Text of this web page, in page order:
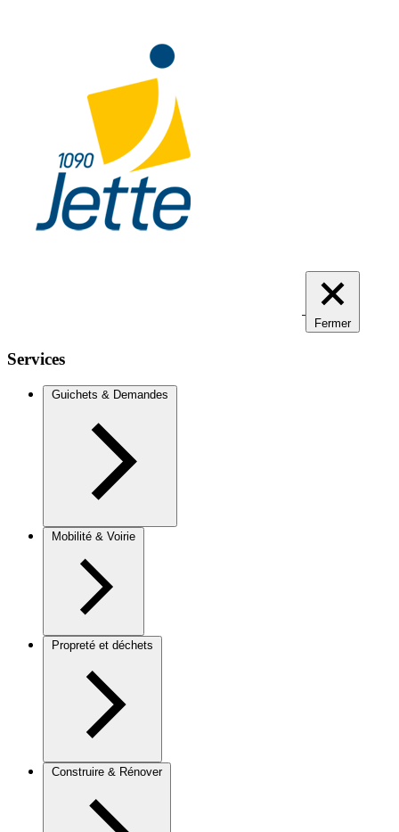
Fermer
Services
Guichets & Demandes
Mobilité & Voirie
Propreté et déchets
Construire & Rénover